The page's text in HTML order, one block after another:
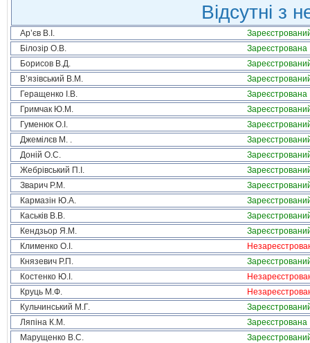
Відсутні з
Ар’єв В.І.
Білозір О.В.
Зареєстрована
Борисов В.Д.
В’язівський В.М.
Геращенко І.В.
Зареєстрована
Гримчак Ю.М.
Гуменюк О.І.
Джемілєв М. .
Доній О.С.
Жебрівський П.І.
Зварич Р.М.
Кармазін Ю.А.
Каськів В.В.
Кендзьор Я.М.
Клименко О.І.
Князевич Р.П.
Костенко Ю.І.
Круць М.Ф.
Кульчинський М.Г.
Ляпіна К.М.
Зареєстрована
Марущенко В.С.